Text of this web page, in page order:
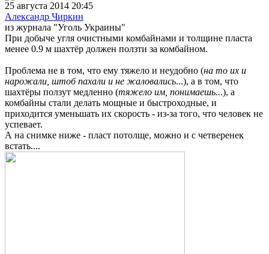
25 августа 2014 20:45
Александр Чиркин
из журнала "Уголь Украины"
При добыче угля очистными комбайнами и толщине пласта
менее 0.9 м шахтёр должен ползти за комбайном.
Проблема не в том, что ему тяжело и неудобно (на то их и
нарожали, штоб пахали и не жаловались...), а в том, что
шахтёры ползут медленно (тяжело им, понимаешь...), а
комбайны стали делать мощные и быстроходные, и
приходится уменьшать их скорость - из-за того, что человек не
успевает.
А на снимке ниже - пласт потолще, можно и с четверенек
встать....